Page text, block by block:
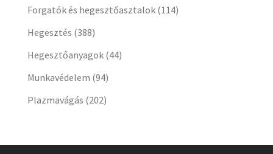
Forgatók és hegesztőasztalok (114)
Hegesztés (388)
Hegesztőanyagok (44)
Munkavédelem (94)
Plazmavágás (202)